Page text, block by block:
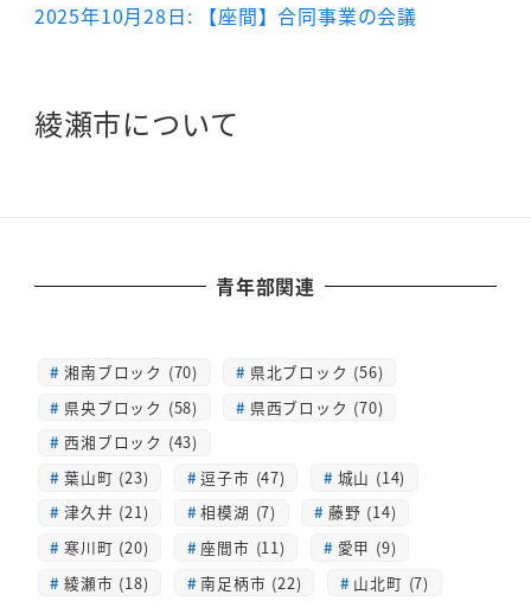
2025年10月28日: 【座間】合同事業の会議
綾瀬市について
青年部関連
湘南ブロック (70)
県北ブロック (56)
県央ブロック (58)
県西ブロック (70)
西湘ブロック (43)
葉山町 (23)
逗子市 (47)
城山 (14)
津久井 (21)
相模湖 (7)
藤野 (14)
寒川町 (20)
座間市 (11)
愛甲 (9)
綾瀬市 (18)
南足柄市 (22)
山北町 (7)